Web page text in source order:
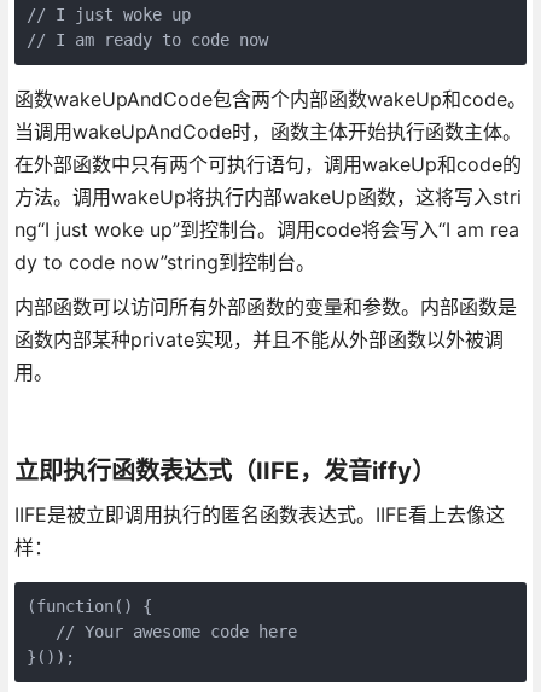
// I just woke up
// I am ready to code now
函数wakeUpAndCode包含两个内部函数wakeUp和code。
当调用wakeUpAndCode时，函数主体开始执行函数主体。
在外部函数中只有两个可执行语句，调用wakeUp和code的
方法。调用wakeUp将执行内部wakeUp函数，这将写入stri
ng“I just woke up”到控制台。调用code将会写入“I am rea
dy to code now”string到控制台。
内部函数可以访问所有外部函数的变量和参数。内部函数是
函数内部某种private实现，并且不能从外部函数以外被调
用。
立即执行函数表达式（IIFE，发音iffy）
IIFE是被立即调用执行的匿名函数表达式。IIFE看上去像这
样：
(function() {
   // Your awesome code here
}());